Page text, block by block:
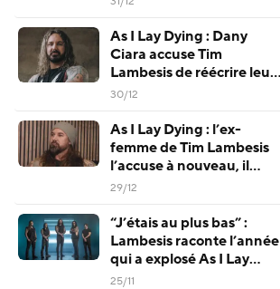
As I Lay Dying : Dany
Ciara accuse Tim
Lambesis de réécrire leur
histoire pour préserver
30/12
As I Lay Dying : l’ex-
femme de Tim Lambesis
l’accuse à nouveau, il
réagit sur Instagram
29/12
“J’étais au plus bas” :
Lambesis raconte l’année
qui a explosé As I Lay
Dying
25/11